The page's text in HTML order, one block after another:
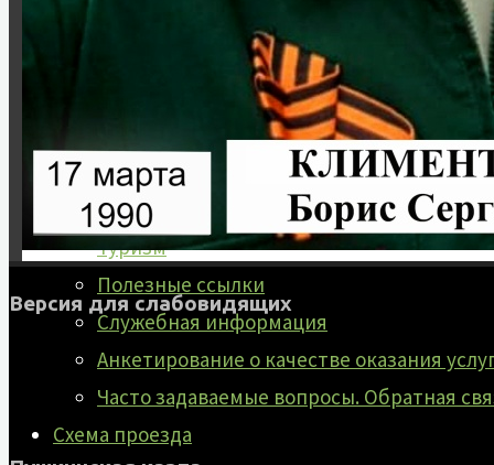
План мероприятий
Коллектив музея
Вакансии
Туризм
Полезные ссылки
Служебная информация
Анкетирование о качестве оказания
Часто задаваемые вопросы. Обратная
Схема проезда
Версия для слабовидящих